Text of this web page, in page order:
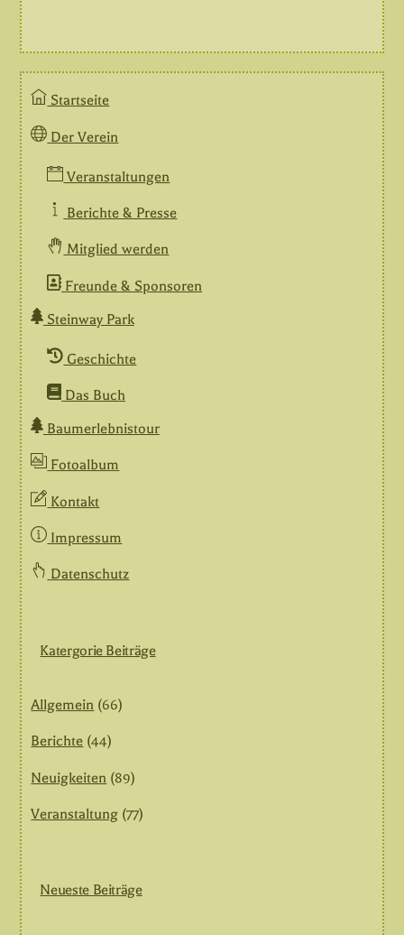
Startseite
Der Verein
Veranstaltungen
Berichte & Presse
Mitglied werden
Freunde & Sponsoren
Steinway Park
Geschichte
Das Buch
Baumerlebnistour
Fotoalbum
Kontakt
Impressum
Datenschutz
Katergorie Beiträge
Allgemein (66)
Berichte (44)
Neuigkeiten (89)
Veranstaltung (77)
Neueste Beiträge